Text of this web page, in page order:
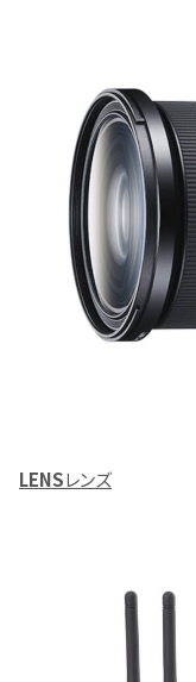
LENSレンズ